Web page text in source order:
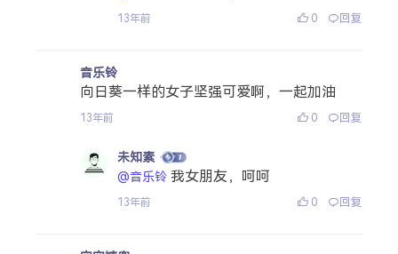
13年前 0 回复
音乐铃
向日葵一样的女子坚强可爱啊，一起加油
13年前 0 回复
未知素
@音乐铃 我女朋友，呵呵
13年前 0 回复